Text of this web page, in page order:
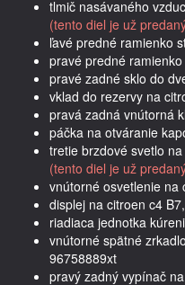
tlmič nasávaného
(tento diel je už
ľavé predné ramienko
pravé predné
pravé zadné sklo do
vklad do rezervy na
pravá zadná vnútorná
páčka na otváranie
tretie brzdové svetlo
(tento diel je už
vnútorné osvetlenie na
displej na citroen c4
riadiaca jednotka
vnútorné spätné
96758889xt
pravý zadný vypínač